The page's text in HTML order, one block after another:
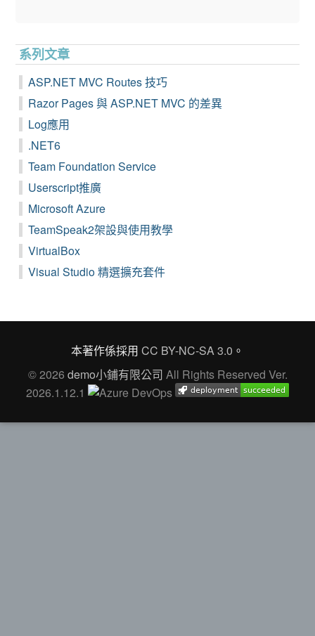
系列文章
ASP.NET MVC Routes 技巧
Razor Pages 與 ASP.NET MVC 的差異
Log應用
.NET6
Team Foundation Service
Userscript推廣
Microsoft Azure
TeamSpeak2架設與使用教學
VirtualBox
Visual Studio 精選擴充套件
本著作係採用 CC BY-NC-SA 3.0 。
© 2026 demo小鋪有限公司 All Rights Reserved Ver.
2026.1.12.1